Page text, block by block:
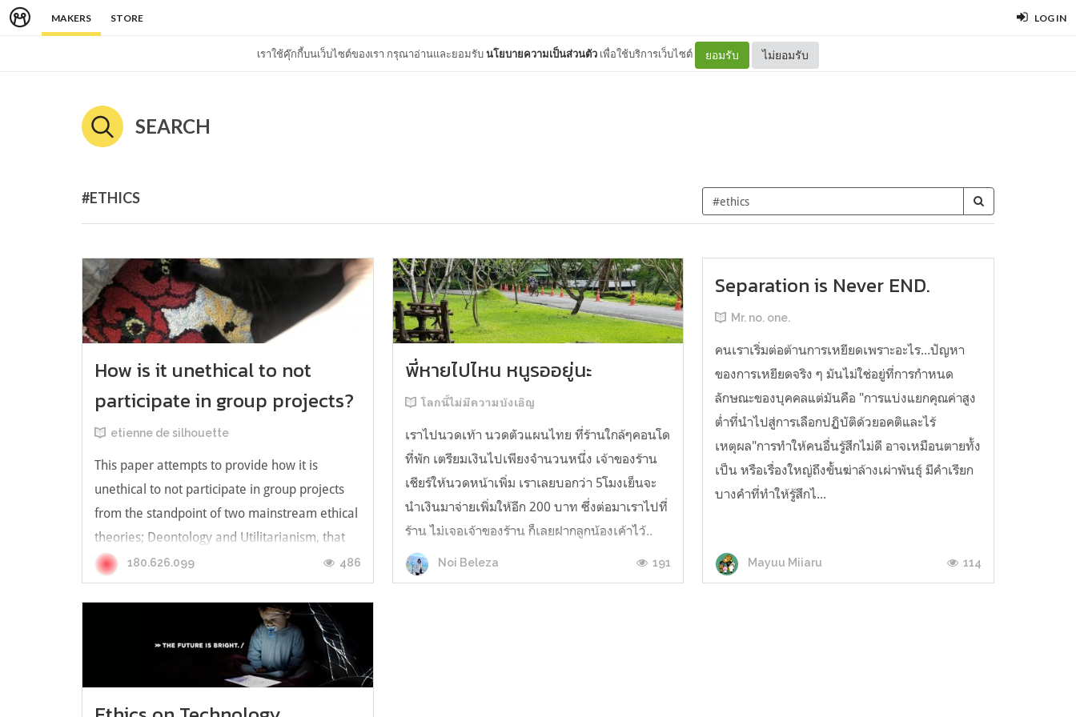
MAKERS STORE LOG IN
เราใช้คุ๊กกี้บนเว็บไซต์ของเรา กรุณาอ่านและยอมรับนโยบายความเป็นส่วนตัว เพื่อใช้บริการเว็บไซต์ ยอมรับ ไม่ยอมรับ
SEARCH
#ETHICS
How is it unethical to not
participate in group projects?
etienne de silhouette
This paper attempts to provide how it is
unethical to not participate in group projects
from the standpoint of two mainstream ethical
theories; Deontology and Utilitarianism, that
were conceived during the Enlightenment
period. Which first has been organized
attaining clarity about the question...
180.626.099 486
พี่หายไปไหน หนูรออยู่นะ
โลกนี้ไม่มีความบังเอิญ
เราไปนวดเท้า นวดตัวแผนไทย ทึ่ร้านใกล้ๆคอนโด
ที่พัก เตรียมเงินไปเพียงจำนวนหนึ่ง เจ้าของร้าน
เชียร์ให้นวดหน้าเพิ่ม เราเลยบอกว่า 5โมงเย็นจะ
นำเงินมาจ่ายเพิ่มให้อีก 200 บาท ซึ่งต่อมาเราไปที่
ร้าน ไม่เจอเจ้าของร้าน ก็เลยฝากลูกน้องเค้าไว้..
ผ่านไป 3 สัปดาห์ เราก็ไปนวดอึกครั้ง เจ้าของร้าน :
พี่ยังติดเงินหนู...
Noi Beleza 191
Separation is Never END.
Mr. no. one.
คนเราเริ่มต่อต้านการเหยียดเพราะอะไร...ปัญหา
ของการเหยียดจริง ๆ มันไม่ใช่อยู่ที่การกำหนด
ลักษณะของบุคคลแต่มันคือ "การแบ่งแยกคุณค่าสูง
ต่ำที่นำไปสู่การเลือกปฏิบัติด้วยอคติและไร้
เหตุผล"การทำให้คนอื่นรู้สึกไม่ดี อาจเหมือนตายทั้ง
เป็น หรือเรื่องใหญ่ถึงขั้นฆ่าล้างเผ่าพันธุ์ มีคำเรียก
บางคำที่ทำให้รู้สึกไ...
Mayuu Miiaru 114